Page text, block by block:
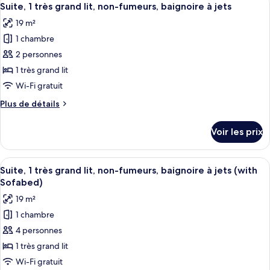
lit,
accessible
aux
personnes
à
mobilité
réduite
(Walk-
Sofabed)
de
Suite,
très
grand
lit,
accessible
aux
personnes
(Walk-
in
Shower;with
Sofabed)
toutes
les
photos
pour
ce
type
chambre :
très
grand
lit,
non-
fumeurs,
baignoire
à
jets
3
Suite, 1 très grand lit, non-fumeurs, baignoire à jets
19 m²
1 chambre
2 personnes
1 très grand lit
Wi-Fi gratuit
Plus de détails
Plus
le
type
de
chambre
très
grand
lit,
non-
baignoire
Voir les prix
Afficher
toutes
les
photos
pour
ce
type
de
Suite, 1 très grand lit, non-fumeurs,
18
Suite, 1 très grand lit, non-fumeurs, baignoire à jets (with
Sofabed)
19 m²
1 chambre
4 personnes
1 très grand lit
Wi-Fi gratuit